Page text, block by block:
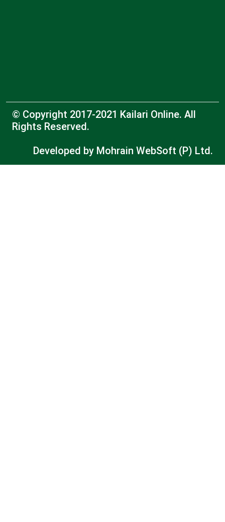
© Copyright 2017-2021 Kailari Online. All
Rights Reserved.
Developed by Mohrain WebSoft (P) Ltd.